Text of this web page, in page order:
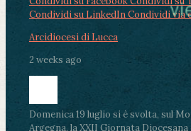
Condividi su LinkedInCondividi via
Arcidiocesi di Lucca
2 weeks ago
Domenica 19 luglio si è svolta, sul
Argegna, la XXII Giornata Diocesana